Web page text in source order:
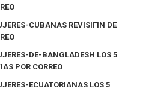
CUBANAS REVISIГІN DE
DE-BANGLADESH LOS 5
POR CORREO
ECUATORIANAS LOS 5